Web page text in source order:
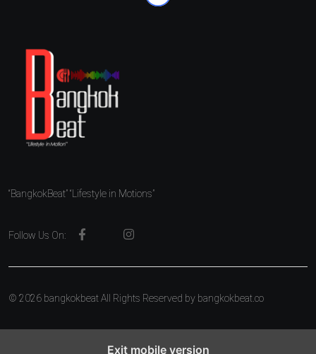
“BangkokBeat” “Lifestyle in Motions”
Follow Us On:
© 2026 bangkokbeat All Rights Reserved by bangkokbeat.co
Exit mobile version